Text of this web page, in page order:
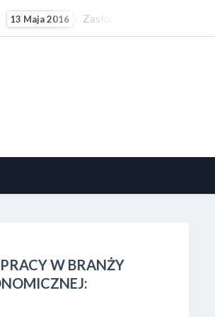
5 Czerwca 2015 Kompozycje Kwiatowe Powinny Być Dopasowywane Do Charakteru I Stylu Aranżacyjnego Wnętrza. Obowiązuje...
W BRANŻY